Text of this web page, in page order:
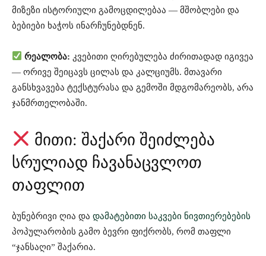
მიზეზი ისტორიული გამოცდილებაა — მშობლები და
ბებიები ხაჭოს ინარჩუნებდნენ.
რეალობა: კვებითი ღირებულება ძირითადად იგივეა
— ორივე შეიცავს ცილას და კალციუმს. მთავარი
განსხვავება ტექსტურასა და გემოში მდგომარეობს, არა
ჯანმრთელობაში.
მითი: შაქარი შეიძლება
სრულიად ჩავანაცვლოთ
თაფლით
ბუნებრივი ღია და დამატებითი საკვები ნივთიერებების
პოპულარობის გამო ბევრი ფიქრობს, რომ თაფლი
“ჯანსაღი” შაქარია.